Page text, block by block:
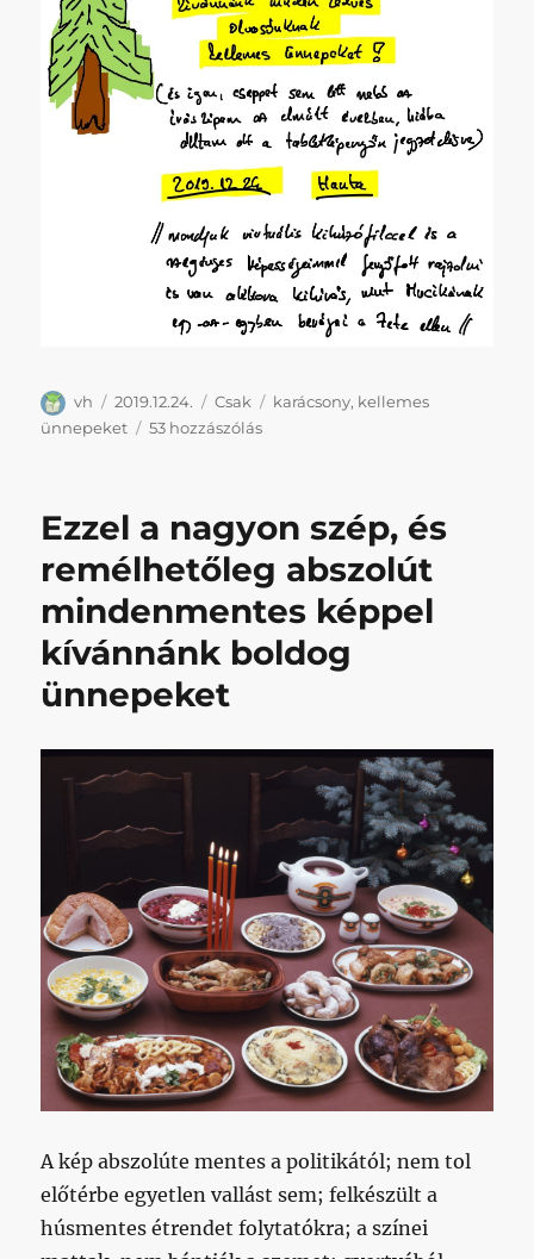
Szerző
vh Közzétéve
2019.12.24. Kategória
Csak Címke
karácsony, kellemes
ünnepeket
53 hozzászólásKellemes
Ezzel a nagyon szép, és
remélhetőleg abszolút
mindenmentes képpel
kívánnánk boldog
ünnepeket
A kép abszolúte mentes a politikától; nem tol
előtérbe egyetlen vallást sem; felkészült a
húsmentes étrendet folytatókra; a színei